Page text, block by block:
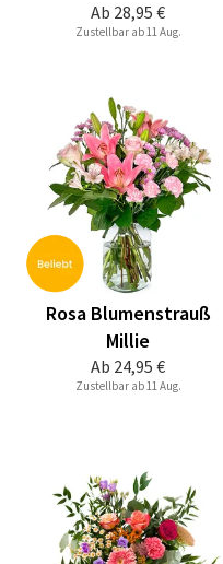
Ab 28,95 €
Zustellbar ab 11 Aug.
Ab 24,95 €
Rosa Blumenstrauß
Millie
Zustellbar ab 11 Aug.